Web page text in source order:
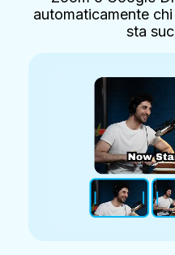
automaticamente
sta